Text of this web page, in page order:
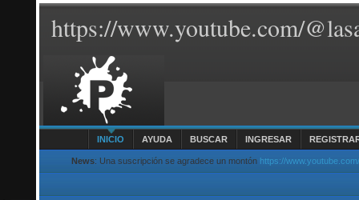
https://www.youtube.com/
INICIO AYUDA BUSCAR INGRESAR
News: Una suscripción se agradece un montón https://